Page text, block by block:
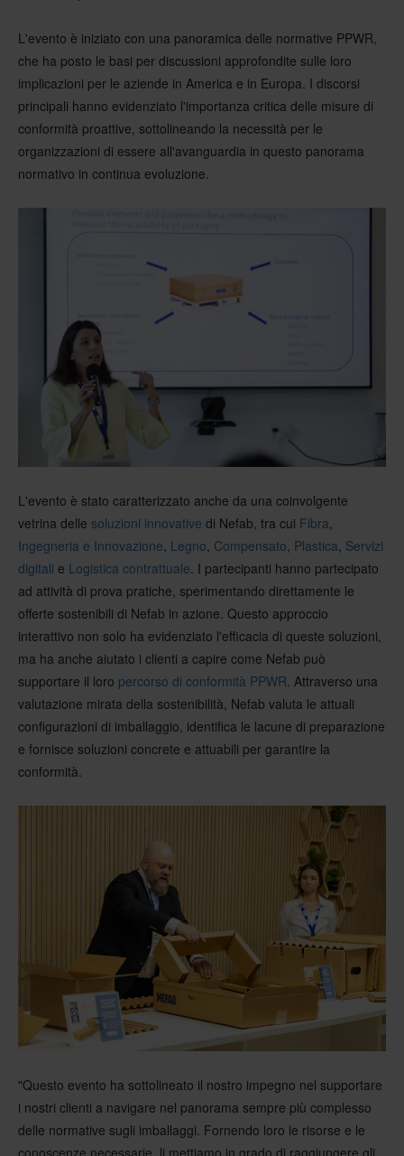
L'evento è iniziato con una panoramica delle normative PPWR,
che ha posto le basi per discussioni approfondite sulle loro
implicazioni per le aziende in America e in Europa. I discorsi
principali hanno evidenziato l'importanza critica delle misure di
conformità proattive, sottolineando la necessità per le
organizzazioni di essere all'avanguardia in questo panorama
normativo in continua evoluzione.
L'evento è stato caratterizzato anche da una coinvolgente
vetrina delle soluzioni innovative di Nefab, tra cui Fibra,
Ingegneria e Innovazione, Legno, Compensato, Plastica, Servizi
digitali e Logistica contrattuale. I partecipanti hanno partecipato
ad attività di prova pratiche, sperimentando direttamente le
offerte sostenibili di Nefab in azione. Questo approccio
interattivo non solo ha evidenziato l'efficacia di queste soluzioni,
ma ha anche aiutato i clienti a capire come Nefab può
supportare il loro percorso di conformità PPWR. Attraverso una
valutazione mirata della sostenibilità, Nefab valuta le attuali
configurazioni di imballaggio, identifica le lacune di preparazione
e fornisce soluzioni concrete e attuabili per garantire la
conformità.
"Questo evento ha sottolineato il nostro impegno nel supportare
i nostri clienti a navigare nel panorama sempre più complesso
delle normative sugli imballaggi. Fornendo loro le risorse e le